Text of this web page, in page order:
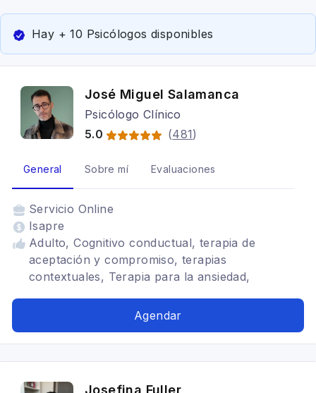
Hay + 10 Psicólogos disponibles
José Miguel Salamanca
Psicólogo Clínico
5.0
(481)
General Sobre mí Evaluaciones
Servicio Online
Isapre
Adulto, Cognitivo conductual, terapia de
aceptación y compromiso, terapias
contextuales, Terapia para la ansiedad,
TDAH, Estrés postraumático, Tratamientos para
Agendar
Josefina Fuller